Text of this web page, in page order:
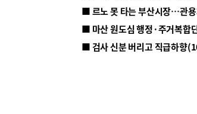
■ 르노 못 타는 부산시장…관용
■ 마산 원도심 행정·주거복합